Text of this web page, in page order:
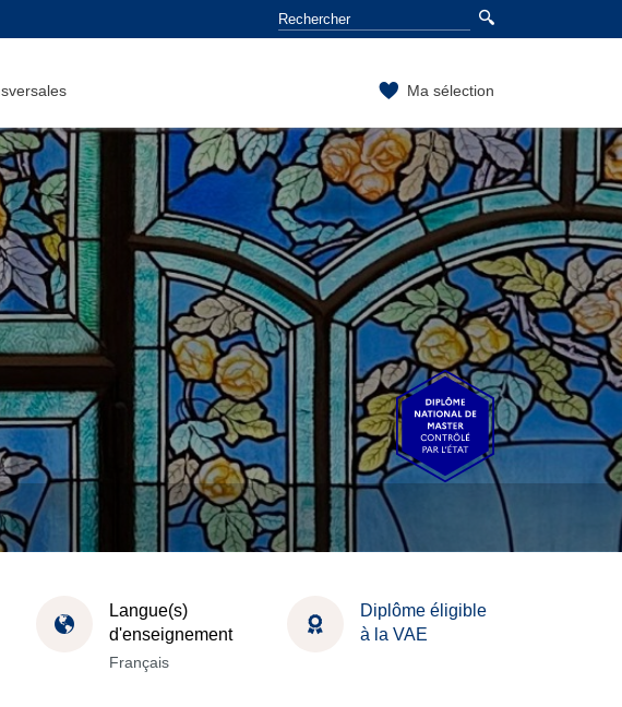
Ma sélection
Langue(s)
d'enseignement
Français
Diplôme éligible
à la VAE